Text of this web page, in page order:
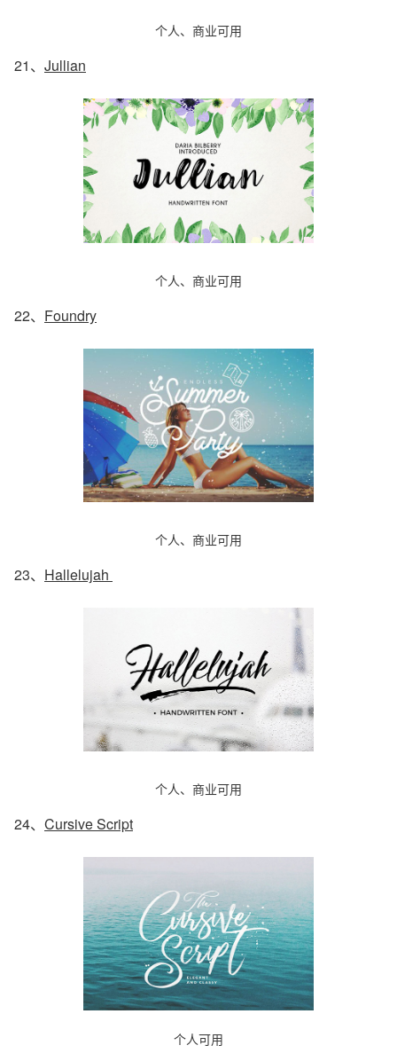
个人、商业可用
21、 Jullian
个人、商业可用
22、 Foundry
个人、商业可用
23、 Hallelujah
个人、商业可用
24、 Cursive Script
个人可用